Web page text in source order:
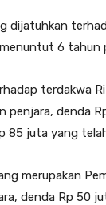
dijatuhkan
6 tahun
terdakwa
penjara, denda
85 juta yang
merupakan
denda Rp 50